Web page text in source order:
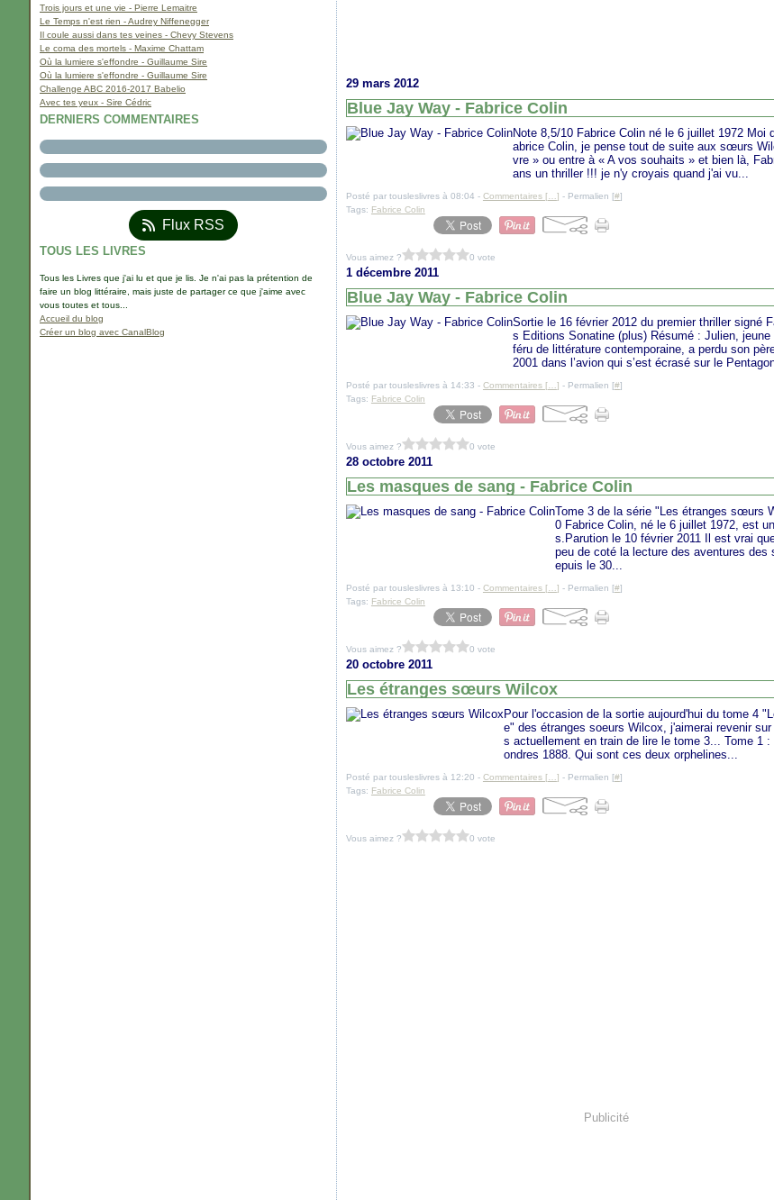
Trois jours et une vie - Pierre Lemaitre
Le Temps n'est rien - Audrey Niffenegger
Il coule aussi dans tes veines - Chevy Stevens
Le coma des mortels - Maxime Chattam
Où la lumiere s'effondre - Guillaume Sire
Où la lumiere s'effondre - Guillaume Sire
Challenge ABC 2016-2017 Babelio
Avec tes yeux - Sire Cédric
DERNIERS COMMENTAIRES
Flux RSS
TOUS LES LIVRES
Tous les Livres que j'ai lu et que je lis. Je n'ai pas la prétention de
faire un blog littéraire, mais juste de partager ce que j'aime avec
vous toutes et tous...
Accueil du blog
Créer un blog avec CanalBlog
29 mars 2012
Blue Jay Way - Fabrice Colin
Note 8,5/10 Fabrice Colin né le 6 juillet 1972 Moi
abrice Colin, je pense tout de suite aux sœurs
vre » ou entre à « A vos souhaits » et bien là,
ans un thriller !!! je n'y croyais quand j'ai vu...
Posté par tousleslivres à 08:04 - Commentaires [… ] - Permalien [#]
Tags: Fabrice Colin
Vous aimez ? 0 vote
1 décembre 2011
Blue Jay Way - Fabrice Colin
Sortie le 16 février 2012 du premier thriller signé
s Editions Sonatine (plus) Résumé : Julien, jeune
féru de littérature contemporaine, a perdu son
2001 dans l’avion qui s’est écrasé sur le
Posté par tousleslivres à 14:33 - Commentaires [… ] - Permalien [#]
Tags: Fabrice Colin
Vous aimez ? 0 vote
28 octobre 2011
Les masques de sang - Fabrice Colin
Tome 3 de la série "Les étranges sœurs
0 Fabrice Colin, né le 6 juillet 1972, est
s.Parution le 10 février 2011 Il est vrai
peu de coté la lecture des aventures
epuis le 30...
Posté par tousleslivres à 13:10 - Commentaires [… ] - Permalien [#]
Tags: Fabrice Colin
Vous aimez ? 0 vote
20 octobre 2011
Les étranges sœurs Wilcox
Pour l'occasion de la sortie aujourd'hui du tome 4
e" des étranges soeurs Wilcox, j'aimerai revenir
s actuellement en train de lire le tome 3... Tome 1
ondres 1888. Qui sont ces deux orphelines...
Posté par tousleslivres à 12:20 - Commentaires [… ] - Permalien [#]
Tags: Fabrice Colin
Vous aimez ? 0 vote
Publicité